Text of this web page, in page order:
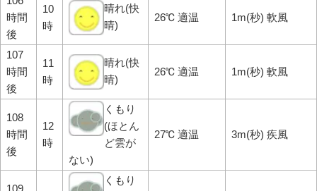
時間
後
10
時
晴れ(快
晴)
26℃ 適温 1m(秒) 軟風
107
時間
後
11
時
晴れ(快
晴)
26℃ 適温 1m(秒) 軟風
108
時間
後
12
時
くもり
(ほとん
ど雲が
ない)
27℃ 適温 3m(秒) 疾風
109
くもり